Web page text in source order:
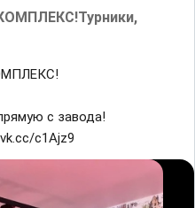
с завода!
c1Ajz9